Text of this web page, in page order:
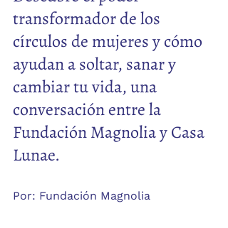
transformador de los
círculos de mujeres y cómo
ayudan a soltar, sanar y
cambiar tu vida, una
conversación entre la
Fundación Magnolia y Casa
Lunae.
Por: Fundación Magnolia